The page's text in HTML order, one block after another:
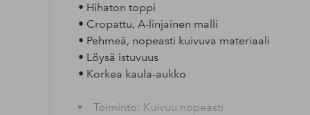
• Hihaton toppi
• Cropattu, A-linjainen malli
• Pehmeä, nopeasti kuivuva materiaali
• Löysä istuvuus
• Korkea kaula-aukko
Toiminto: Kuivuu nopeasti